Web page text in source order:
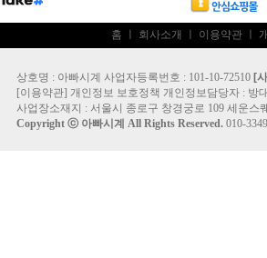
홈 회사소개 이용약관
상호명 : 아빠시계 사업자등록번호 : 101-10-72510 [
[이용약관] 개인정보 보호정책 개인정보담당자 : 방
사업장소재지 : 서울시 종로구 창경궁로 109 세운스
Copyright ⓒ 아빠시계 All Rights Reserved. 010-